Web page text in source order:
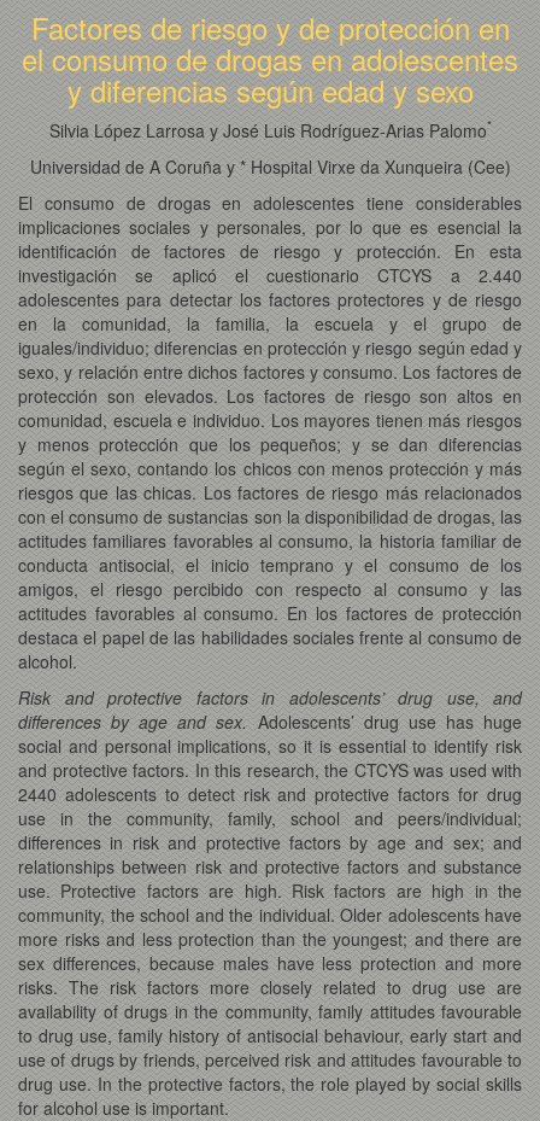
Factores de riesgo y de protección en
el consumo de drogas en adolescentes
y diferencias según edad y sexo
Silvia López Larrosa y José Luis Rodríguez-Arias Palomo*
Universidad de A Coruña y * Hospital Virxe da Xunqueira (Cee)
El consumo de drogas en adolescentes tiene considerables
implicaciones sociales y personales, por lo que es esencial la
identificación de factores de riesgo y protección. En esta
investigación se aplicó el cuestionario CTCYS a 2.440
adolescentes para detectar los factores protectores y de riesgo
en la comunidad, la familia, la escuela y el grupo de
iguales/individuo; diferencias en protección y riesgo según edad y
sexo, y relación entre dichos factores y consumo. Los factores de
protección son elevados. Los factores de riesgo son altos en
comunidad, escuela e individuo. Los mayores tienen más riesgos
y menos protección que los pequeños; y se dan diferencias
según el sexo, contando los chicos con menos protección y más
riesgos que las chicas. Los factores de riesgo más relacionados
con el consumo de sustancias son la disponibilidad de drogas, las
actitudes familiares favorables al consumo, la historia familiar de
conducta antisocial, el inicio temprano y el consumo de los
amigos, el riesgo percibido con respecto al consumo y las
actitudes favorables al consumo. En los factores de protección
destaca el papel de las habilidades sociales frente al consumo de
alcohol.
Risk and protective factors in adolescents’ drug use, and
differences by age and sex. Adolescents’ drug use has huge
social and personal implications, so it is essential to identify risk
and protective factors. In this research, the CTCYS was used with
2440 adolescents to detect risk and protective factors for drug
use in the community, family, school and peers/individual;
differences in risk and protective factors by age and sex; and
relationships between risk and protective factors and substance
use. Protective factors are high. Risk factors are high in the
community, the school and the individual. Older adolescents have
more risks and less protection than the youngest; and there are
sex differences, because males have less protection and more
risks. The risk factors more closely related to drug use are
availability of drugs in the community, family attitudes favourable
to drug use, family history of antisocial behaviour, early start and
use of drugs by friends, perceived risk and attitudes favourable to
drug use. In the protective factors, the role played by social skills
for alcohol use is important.